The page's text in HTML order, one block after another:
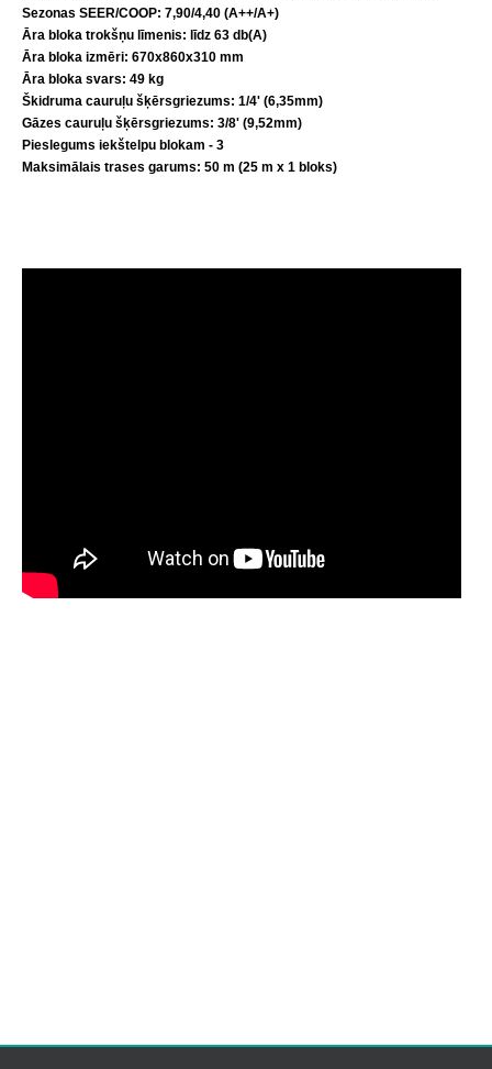
Sezonas SEER/COOP: 7,90/4,40 (A++/A+)
Āra bloka trokšņu līmenis: līdz 63 db(A)
Āra bloka izmēri: 670x860x310 mm
Āra bloka svars: 49 kg
Škidruma cauruļu šķērsgriezums: 1/4' (6,35mm)
Gāzes cauruļu šķērsgriezums: 3/8' (9,52mm)
Pieslegums iekštelpu blokam - 3
Maksimālais trases garums: 50 m (25 m x 1 bloks)